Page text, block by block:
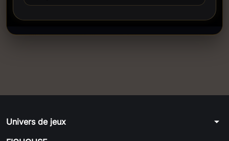
Univers de jeux arrow_drop_down